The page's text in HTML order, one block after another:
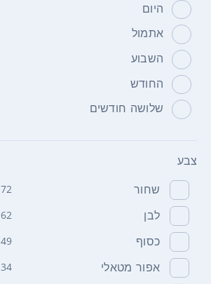
היום
אתמול
השבוע
החודש
שלושה חודשים
צבע
שחור 72
לבן 62
כסוף 49
אפור מטאלי 34